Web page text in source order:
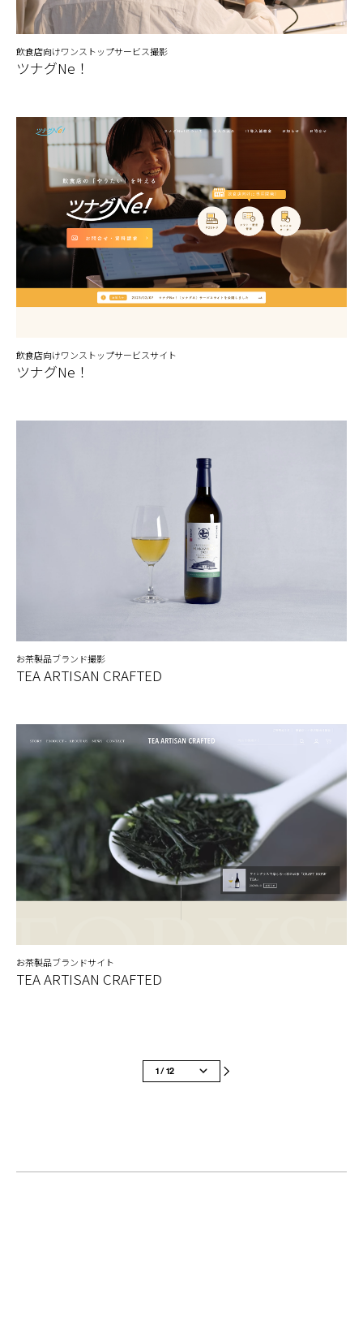
飲食店向けワンストップサービス撮影
ツナグNe！
飲食店向けワンストップサービスサイト
ツナグNe！
お茶製品ブランド撮影
TEA ARTISAN CRAFTED
お茶製品ブランドサイト
TEA ARTISAN CRAFTED